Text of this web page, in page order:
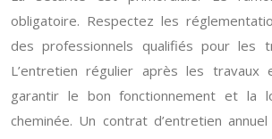
obligatoire. Respectez les
des professionnels qualifiés pour les
L’entretien régulier après les travaux
garantir le bon fonctionnement et la
cheminée. Un contrat d’entretien